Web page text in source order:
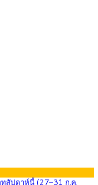
ทสัปดาห์นี้ (27–31 ก.ค.